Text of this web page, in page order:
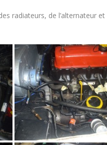
radiateurs, de l’alternateur et